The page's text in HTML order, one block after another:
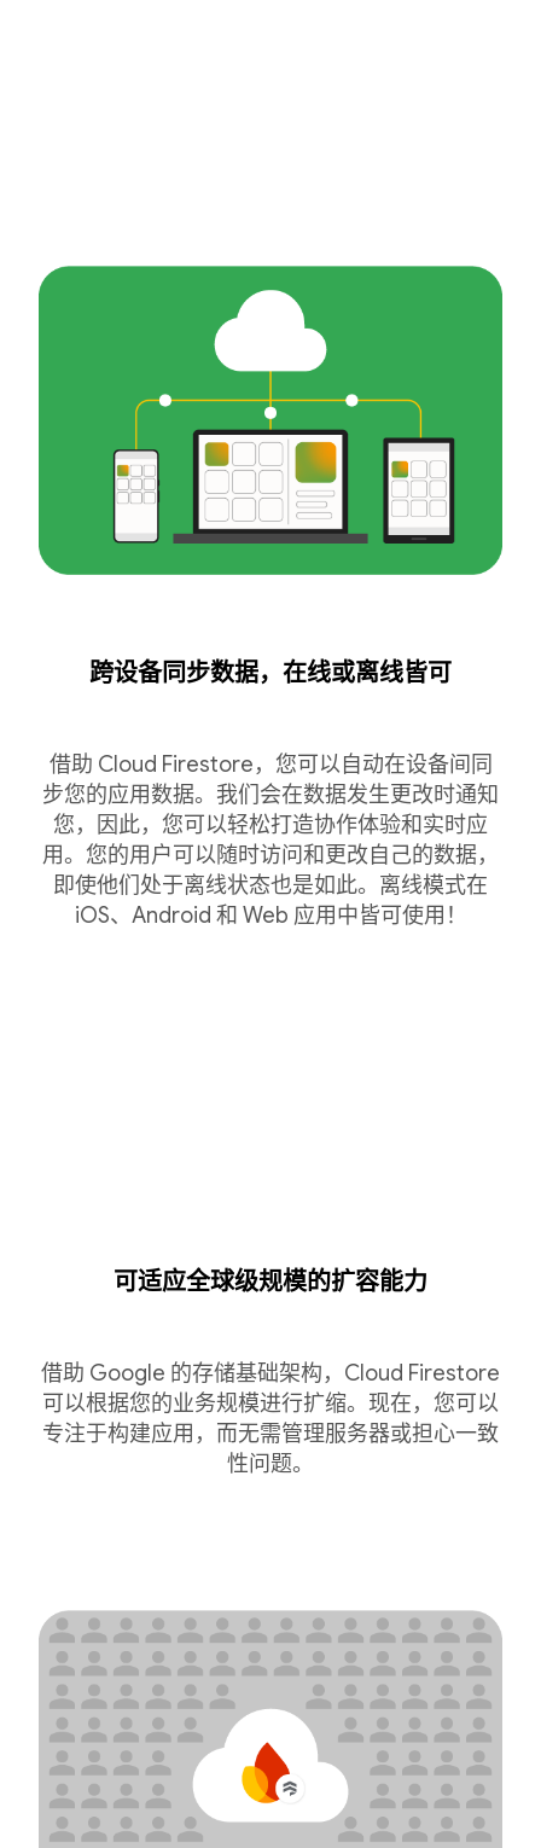
跨设备同步数据，在线或离线皆可
借助 Cloud Firestore，您可以自动在设备间同
步您的应用数据。我们会在数据发生更改时通知
您，因此，您可以轻松打造协作体验和实时应
用。您的用户可以随时访问和更改自己的数据，
即使他们处于离线状态也是如此。离线模式在
iOS、Android 和 Web 应用中皆可使用！
可适应全球级规模的扩容能力
借助 Google 的存储基础架构，Cloud Firestore
可以根据您的业务规模进行扩缩。现在，您可以
专注于构建应用，而无需管理服务器或担心一致
性问题。